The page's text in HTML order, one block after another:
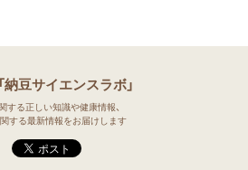
納豆サイエンスラボ」
する正しい知識や健康情報、
する最新情報をお届けします